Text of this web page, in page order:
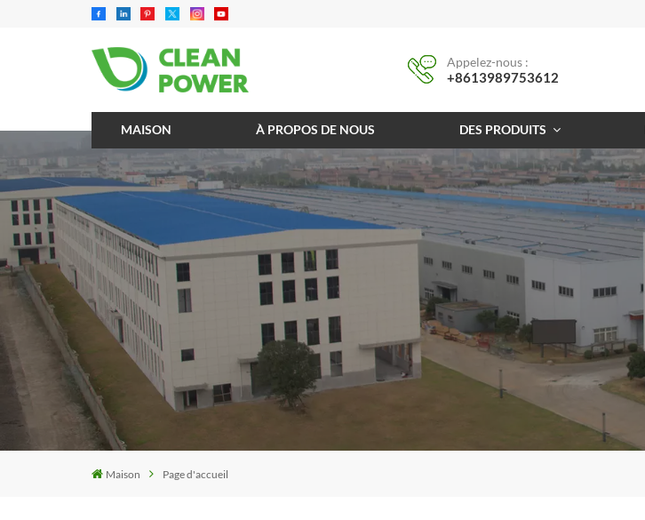
Appelez-nous :
+8613989753612
MAISON À PROPOS DE NOUS DES PRODUITS
Maison Page d'accueil